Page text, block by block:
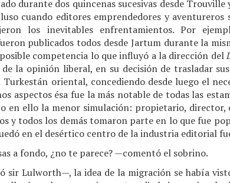
durante dos quincenas sucesivas desde
cuando editores emprendedores y
los inevitables enfrentamientos. Por
publicados todos desde Jartum durante la
competencia lo que influyó a la dirección del
la opinión liberal, en su decisión de trasladar
oriental, concediendo desde luego el
aspectos ésa fue la más notable de todas las
en ello la menor simulación: propietario,
y todos los demás tomaron parte en lo que fue
en el desértico centro de la industria editorial
a fondo, ¿no te parece? —comentó el sobrino.
sir Lulworth—, la idea de la migración se había